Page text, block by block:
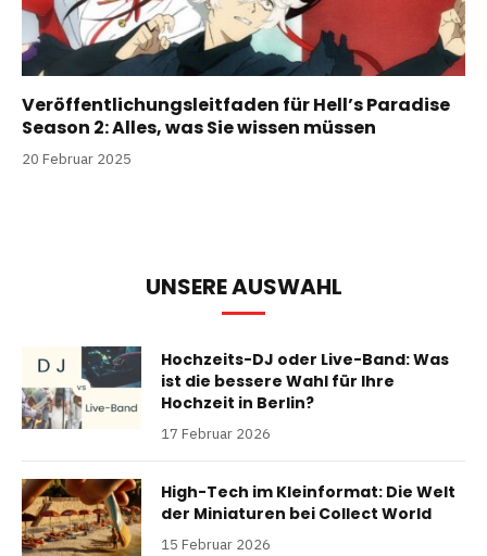
Veröffentlichungsleitfaden für Hell’s Paradise
Season 2: Alles, was Sie wissen müssen
20 Februar 2025
UNSERE AUSWAHL
Hochzeits-DJ oder Live-Band: Was
ist die bessere Wahl für Ihre
Hochzeit in Berlin?
17 Februar 2026
High-Tech im Kleinformat: Die Welt
der Miniaturen bei Collect World
15 Februar 2026